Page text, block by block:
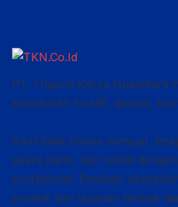
PT. Triguna Karya Nusantara
kebutuhan forklift, genset,
Kami tidak hanya menjual,
spare parts, dan rental
profesional. Pastikan
produk dan layanan terbaik